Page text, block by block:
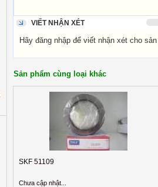
VIẾT NHẬN XÉT
Hãy đăng nhập để viết nhận xét cho sản
Sản phẩm cùng loại khác
SKF 51109
Chưa cập nhật...